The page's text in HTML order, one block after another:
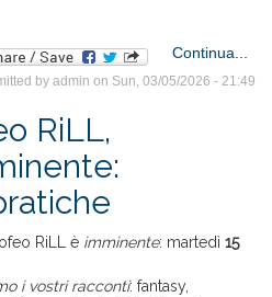
Continua...
by admin on Sun, 03/05/2026 - 21:49
RiLL,
RiLL è imminente: martedì 15
i vostri racconti: fantasy,